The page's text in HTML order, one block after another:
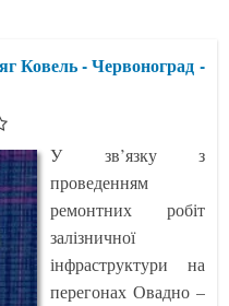
Ковель - Червоноград -
У зв’язку з
проведенням
ремонтних робіт
залізничної
інфраструктури на
перегонах Овадно –